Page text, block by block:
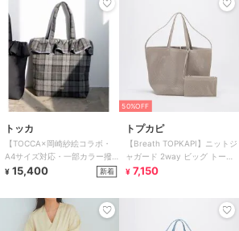
トッカ
【TOCCA×岡崎紗絵コラボ・
A4サイズ対応・一部カラー撥
水】COLOR OF WAVES BAG
¥ 15,400 新着
50%OFF
トプカピ
【Breath TOPKAPI】ニットジ
ャガード 2way ビッグ トート
バッグ ポーチ付き
¥ 7,150